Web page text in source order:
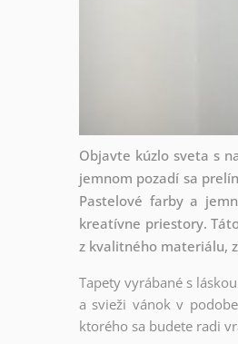
Objavte kúzlo sveta s
jemnom pozadí sa
Pastelové farby a
kreatívne priestory.
z kvalitného materiálu,
Tapety vyrábané s
a svieži vánok v
ktorého sa budete radi